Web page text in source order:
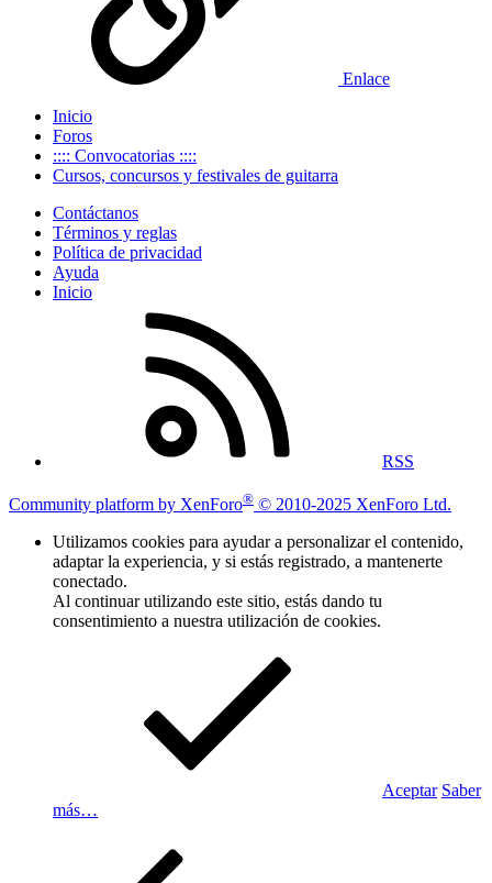
Enlace
Inicio
Foros
:::: Convocatorias ::::
Cursos, concursos y festivales de guitarra
Contáctanos
Términos y reglas
Política de privacidad
Ayuda
Inicio
RSS
Community platform by XenForo® © 2010-2025 XenForo Ltd.
Utilizamos cookies para ayudar a personalizar el contenido,
adaptar la experiencia, y si estás registrado, a mantenerte
conectado.
Al continuar utilizando este sitio, estás dando tu
consentimiento a nuestra utilización de cookies.
Aceptar Saber
más…